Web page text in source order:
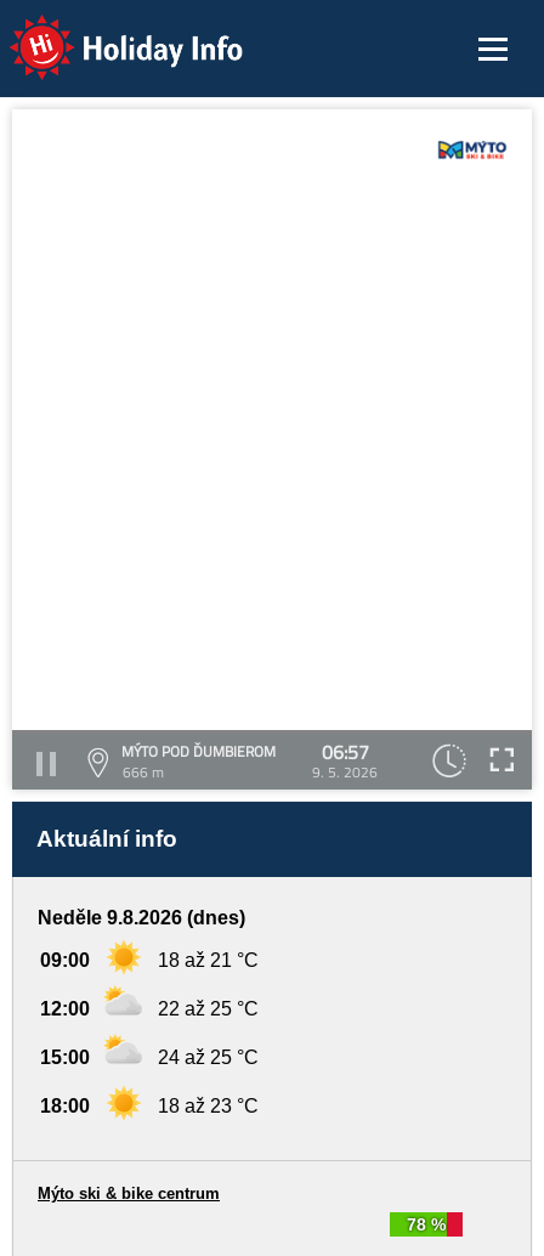
Holiday Info
MÝTO POD ĎUMBIEROM
666 m
06:57
9. 5. 2026
Aktuální info
Neděle 9.8.2026 (dnes)
09:00 18 až 21 °C
12:00 22 až 25 °C
15:00 24 až 25 °C
18:00 18 až 23 °C
78 %
Mýto ski & bike centrum